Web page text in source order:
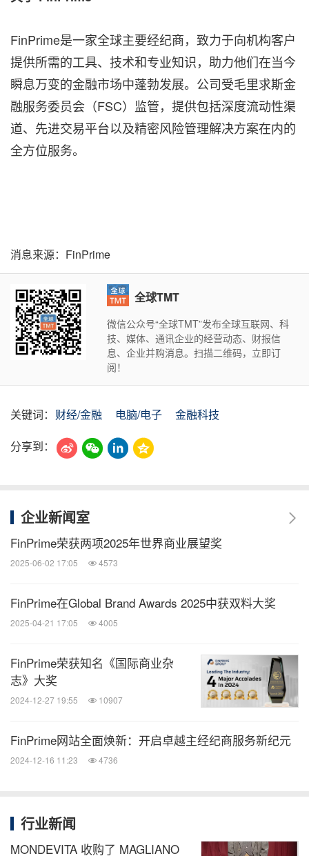
FinPrime是一家全球主要经纪商，致力于向机构客户
提供所需的工具、技术和专业知识，助力他们在当今
瞬息万变的金融市场中蓬勃发展。公司受毛里求斯金
融服务委员会（FSC）监管，提供包括深度流动性渠
道、先进交易平台以及精密风险管理解决方案在内的
全方位服务。
消息来源：FinPrime
全球TMT
微信公众号“全球TMT”发布全球互联网、科
技、媒体、通讯企业的经营动态、财报信
息、企业并购消息。扫描二维码，立即订
阅！
关键词： 财经/金融 电脑/电子
金融科技
分享到：
企业新闻室
FinPrime荣获两项2025年世界商业展望奖
2025-06-02 17:05 4573
FinPrime在Global Brand Awards 2025中获双料大奖
2025-04-21 17:05 4005
FinPrime荣获知名《国际商业杂
志》大奖
2024-12-27 19:55 10907
FinPrime网站全面焕新：开启卓越主经纪商服务新纪元
2024-12-16 11:23 4736
行业新闻
MONDEVITA 收购了 MAGLIANO